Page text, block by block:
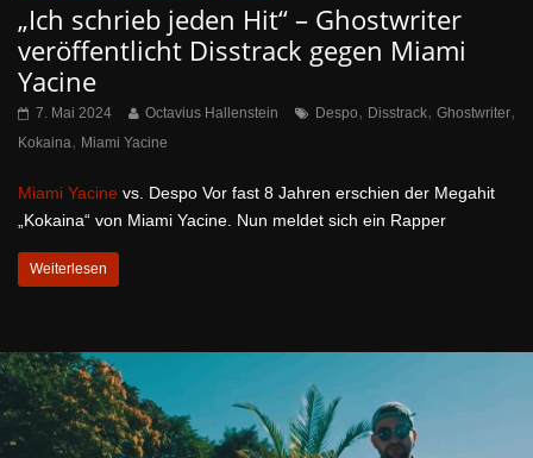
„Ich schrieb jeden Hit“ – Ghostwriter
veröffentlicht Disstrack gegen Miami
Yacine
7. Mai 2024 Octavius Hallenstein Despo, Disstrack, Ghostwriter,
Kokaina, Miami Yacine
Miami Yacine vs. Despo Vor fast 8 Jahren erschien der Megahit
„Kokaina“ von Miami Yacine. Nun meldet sich ein Rapper
Weiterlesen